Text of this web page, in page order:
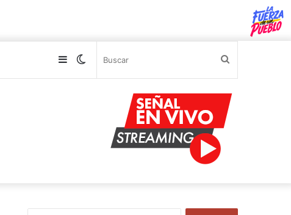
Switch
Sidebar